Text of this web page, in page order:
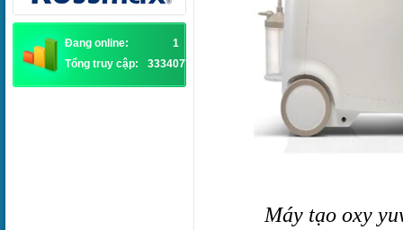
Đang online:
1
Tổng truy cập:
3334077
Máy tạo oxy